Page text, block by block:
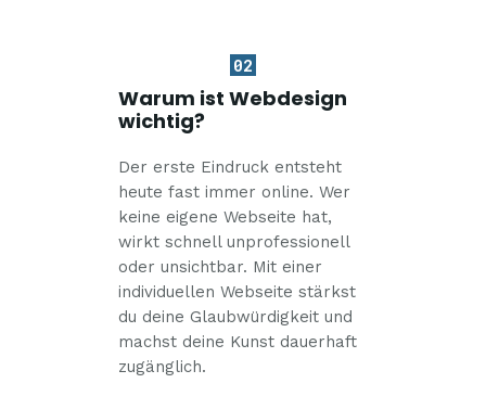
02
Warum ist Webdesign
wichtig?
Der erste Eindruck entsteht
heute fast immer online. Wer
keine eigene Webseite hat,
wirkt schnell unprofessionell
oder unsichtbar. Mit einer
individuellen Webseite stärkst
du deine Glaubwürdigkeit und
machst deine Kunst dauerhaft
zugänglich.